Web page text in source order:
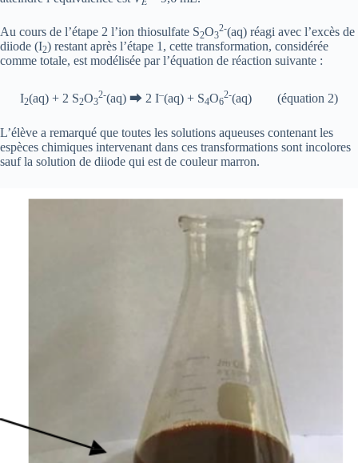
Au cours de l’étape 2 l’ion thiosulfate S2O3
2-(aq) réagi avec l’excès de
diiode (I2) restant après l’étape 1, cette transformation, considérée
comme totale, est modélisée par l’équation de réaction suivante :
I2(aq) + 2 S2O3
2-(aq) ⮕ 2 I–(aq) + S4O6
2-(aq) (équation 2)
L’élève a remarqué que toutes les solutions aqueuses contenant les
espèces chimiques intervenant dans ces transformations sont incolores
sauf la solution de diiode qui est de couleur marron.